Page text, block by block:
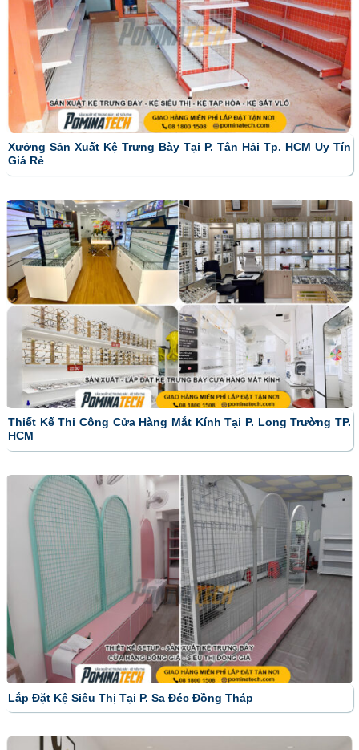
Xưởng Sản Xuất Kệ Trưng Bày Tại P. Tân Hải Tp. HCM Uy Tín
Giá Rẻ
Thiết Kế Thi Công Cửa Hàng Mắt Kính Tại P. Long Trường TP.
HCM
Lắp Đặt Kệ Siêu Thị Tại P. Sa Đéc Đồng Tháp